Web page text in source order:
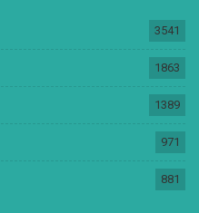
3541
1863
1389
971
881